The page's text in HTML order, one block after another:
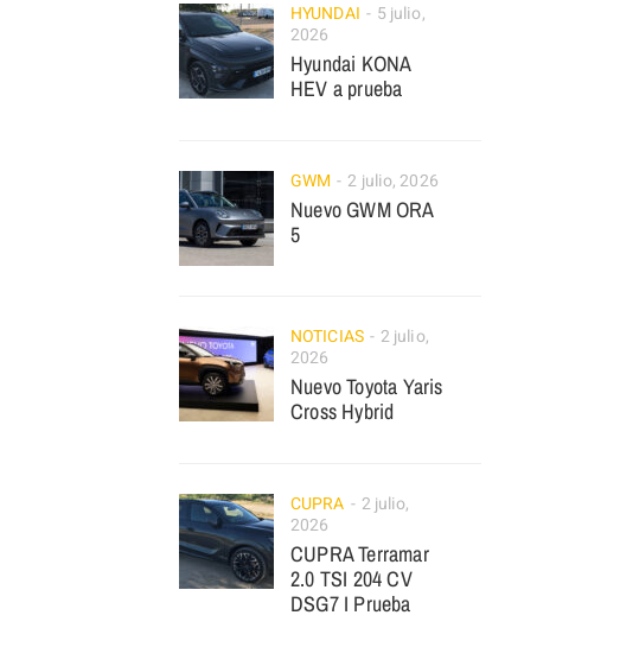
HYUNDAI
5 julio,
2026
Hyundai KONA
HEV a prueba
GWM 2 julio, 2026
Nuevo GWM ORA
5
NOTICIAS
2 julio,
2026
Nuevo Toyota Yaris
Cross Hybrid
CUPRA
2 julio,
2026
CUPRA Terramar
2.0 TSI 204 CV
DSG7 I Prueba